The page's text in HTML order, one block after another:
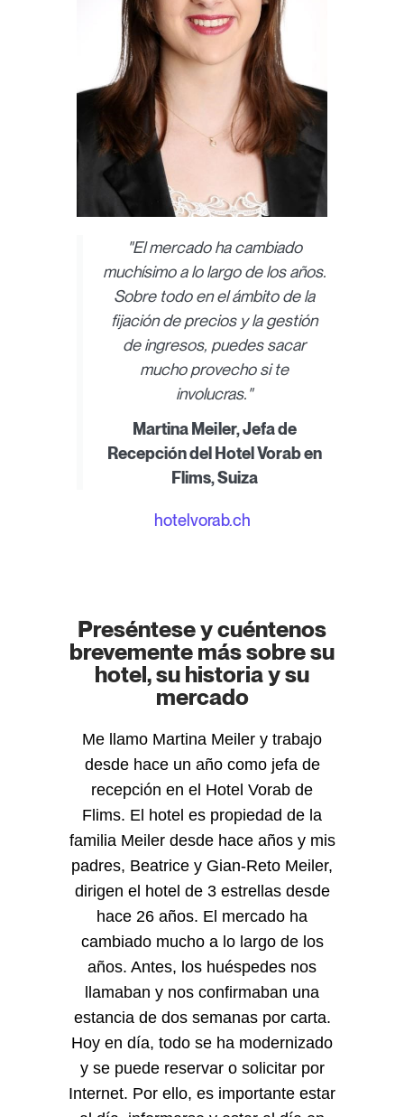
"El mercado ha cambiado
muchísimo a lo largo de los años.
Sobre todo en el ámbito de la
fijación de precios y la gestión
de ingresos, puedes sacar
mucho provecho si te
involucras."
Martina Meiler, Jefa de
Recepción del Hotel Vorab en
Flims, Suiza
hotelvorab.ch
Preséntese y cuéntenos
brevemente más sobre su
hotel, su historia y su
mercado
Me llamo Martina Meiler y trabajo
desde hace un año como jefa de
recepción en el Hotel Vorab de
Flims. El hotel es propiedad de la
familia Meiler desde hace años y mis
padres, Beatrice y Gian-Reto Meiler,
dirigen el hotel de 3 estrellas desde
hace 26 años. El mercado ha
cambiado mucho a lo largo de los
años. Antes, los huéspedes nos
llamaban y nos confirmaban una
estancia de dos semanas por carta.
Hoy en día, todo se ha modernizado
y se puede reservar o solicitar por
Internet. Por ello, es importante estar